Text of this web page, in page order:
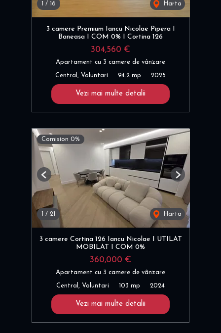
/ 16 Harta
3 camere Premium Iancu Nicolae Pipera I
Baneasa I COM 0% I Cortina 126
304,560 €
Apartament cu 3 camere de vânzare
Central, Voluntari 94.2 mp 2025
Vezi mai multe detalii
Comision 0%
/ 21 Harta
Previous Next
3 camere Cortina 126 Iancu Nicolae I UTILAT
MOBILAT I COM 0%
360,000 €
Apartament cu 3 camere de vânzare
Central, Voluntari 103 mp 2024
Vezi mai multe detalii